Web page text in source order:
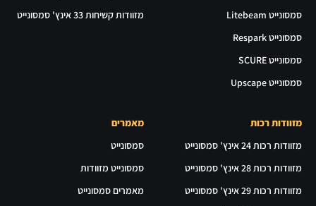
סמסונייט Litebeam
סמסונייט Respark
סמסונייט SCURE
סמסונייט Upscape
מזוודות קשיחות 33 אינץ' סמסונייט
מזוודות רכות
מזוודות רכות 24 אינץ' סמסונייט
מזוודות רכות 28 אינץ' סמסונייט
מזוודות רכות 29 אינץ' סמסונייט
מאמרים
סמסונייט
סמסונייט מזוודות
מאמרים סמסונייט